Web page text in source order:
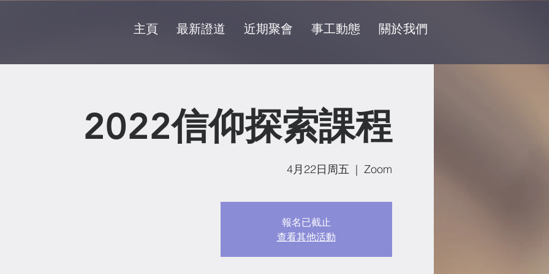
主頁 最新證道 近期聚會 事工動態 關於我們
2022信仰探索課程
4月22日周五
  |
Zoom
報名已截止
查看其他活動